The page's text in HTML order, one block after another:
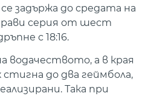
задържа до средата на
серия от шест
с 18:16.
водачеството, а в края
до два геймбола,
Така при